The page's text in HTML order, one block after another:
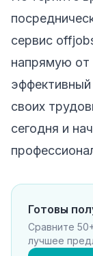
сервис
напрямую от
своих
сегодня и
Готовы
Сравните
лучшее